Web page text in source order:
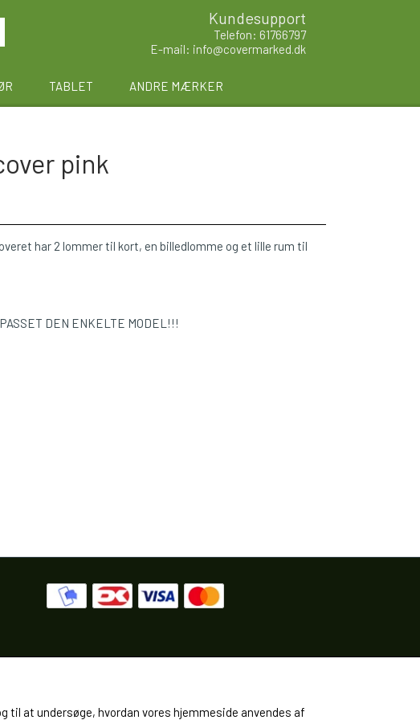
Kundesupport
Telefon: 61766797
E-mail: info@covermarked.dk
TABLET ANDRE MÆRKER
pink
har 2 lommer til kort, en billedlomme og et lille rum til
DEN ENKELTE MODEL!!!
til at undersøge, hvordan vores hjemmeside anvendes af